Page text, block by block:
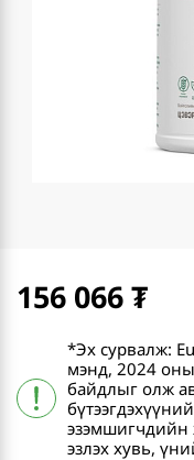
156 066
*Эх сурвалж:
мэнд, 2024
байдлыг олж
эзэмшигчдийн
эзлэх хувь,